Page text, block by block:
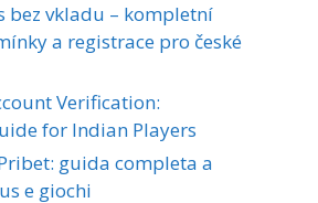
bez vkladu – kompletní
a registrace pro české
Verification:
for Indian Players
guida completa a
e giochi